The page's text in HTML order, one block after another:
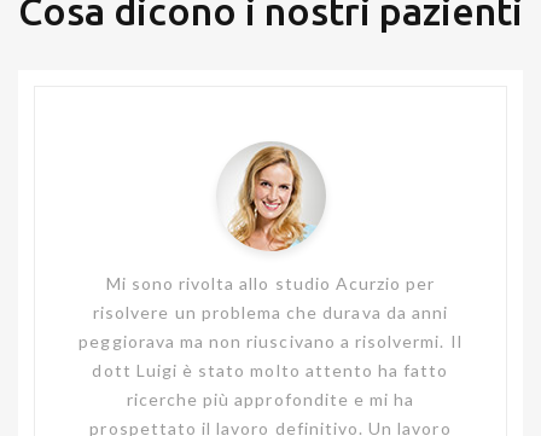
Cosa dicono i nostri pazienti